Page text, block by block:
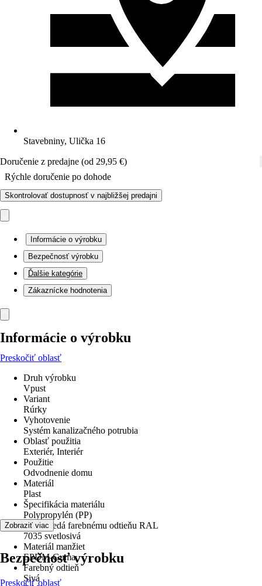
Stavebniny, Ulička 16
Doručenie z predajne (od 29,95 €)
Rýchle doručenie po dohode
Skontrolovať dostupnosť v najbližšej predajni
Informácie o výrobku
Bezpečnosť výrobku
Ďalšie kategórie
Zákaznícke hodnotenia
Informácie o výrobku
Preskočiť oblasť
Druh výrobku
Vpust
Variant
Rúrky
Vyhotovenie
Systém kanalizačného potrubia
Oblasť použitia
Exteriér, Interiér
Použitie
Odvodnenie domu
Materiál
Plast
Špecifikácia materiálu
Polypropylén (PP)
Zodpovedá farebnému odtieňu RAL
7035 svetlosivá
Materiál manžiet
EPDM-Guma
Farebný odtieň
Sivá
Zobraziť viac
Bezpečnosť výrobku
Preskočiť oblasť